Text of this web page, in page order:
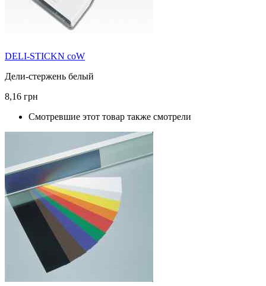
DELI-STICKN coW
Дели-стержень белый
8,16 грн
Смотревшие этот товар также смотрели